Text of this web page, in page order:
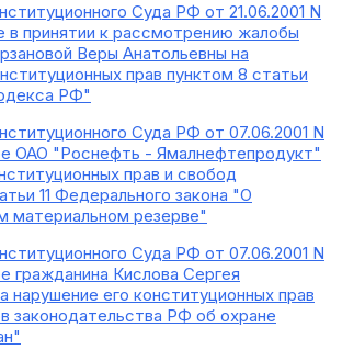
Суда РФ от 21.06.2001 N
в принятии к рассмотрению жалобы
Веры Анатольевны на
прав пунктом 8 статьи
РФ"
Суда РФ от 07.06.2001 N
ОАО "Роснефть - Ямалнефтепродукт"
прав и свобод
11 Федерального закона "О
материальном резерве"
Суда РФ от 07.06.2001 N
гражданина Кислова Сергея
нарушение его конституционных прав
законодательства РФ об охране